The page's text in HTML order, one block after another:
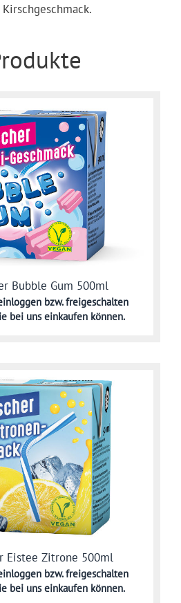
Bubble Gum 500ml
bzw. freigeschalten
bei uns einkaufen können.
Eistee Zitrone 500ml
bzw. freigeschalten
bei uns einkaufen können.